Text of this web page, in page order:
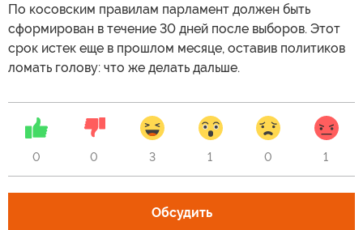
По косовским правилам парламент должен быть
сформирован в течение 30 дней после выборов. Этот
срок истек еще в прошлом месяце, оставив политиков
ломать голову: что же делать дальше.
0 0 3 1 0 1
Обсудить